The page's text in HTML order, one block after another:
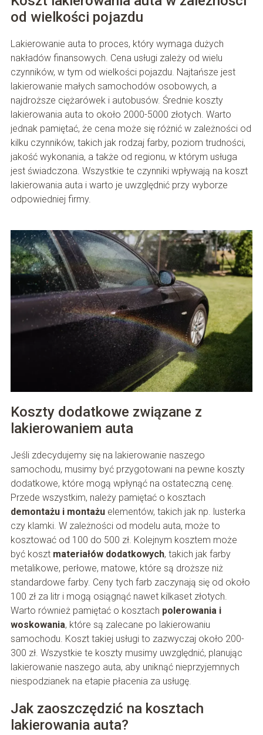
od wielkości pojazdu
Lakierowanie auta to proces, który wymaga dużych
nakładów finansowych. Cena usługi zależy od wielu
czynników, w tym od wielkości pojazdu. Najtańsze jest
lakierowanie małych samochodów osobowych, a
najdroższe ciężarówek i autobusów. Średnie koszty
lakierowania auta to około 2000-5000 złotych. Warto
jednak pamiętać, że cena może się różnić w zależności od
kilku czynników, takich jak rodzaj farby, poziom trudności,
jakość wykonania, a także od regionu, w którym usługa
jest świadczona. Wszystkie te czynniki wpływają na koszt
lakierowania auta i warto je uwzględnić przy wyborze
odpowiedniej firmy.
Koszty dodatkowe związane z
lakierowaniem auta
Jeśli zdecydujemy się na lakierowanie naszego
samochodu, musimy być przygotowani na pewne koszty
dodatkowe, które mogą wpłynąć na ostateczną cenę.
Przede wszystkim, należy pamiętać o kosztach
demontażu i montażuelementów, takich jak np. lusterka
czy klamki. W zależności od modelu auta, może to
kosztować od 100 do 500 zł. Kolejnym kosztem może
być koszt materiałów dodatkowych, takich jak farby
metalikowe, perłowe, matowe, które są droższe niż
standardowe farby. Ceny tych farb zaczynają się od około
100 zł za litr i mogą osiągnąć nawet kilkaset złotych.
Warto również pamiętać o kosztach polerowania i
woskowania, które są zalecane po lakierowaniu
samochodu. Koszt takiej usługi to zazwyczaj około 200-
300 zł. Wszystkie te koszty musimy uwzględnić, planując
lakierowanie naszego auta, aby uniknąć nieprzyjemnych
niespodzianek na etapie płacenia za usługę.
Jak zaoszczędzić na kosztach
lakierowania auta?